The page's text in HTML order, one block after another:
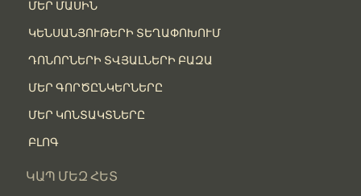
ՄԵՐ ՄԱՍԻՆ
ԿԵՆՍԱՆՅՈՒԹԵՐԻ ՏԵՂԱՓՈԽՈՒՄ
ԴՈՆՈՐՆԵՐԻ ՏՎՅԱԼՆԵՐԻ ԲԱԶԱ
ՄԵՐ ԳՈՐԾԸՆԿԵՐՆԵՐԸ
ՄԵՐ ԿՈՆՏԱԿՏՆԵՐԸ
ԲԼՈԳ
ԿԱՊ ՄԵԶ ՀԵՏ